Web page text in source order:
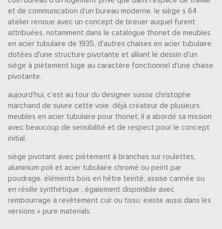
et de communication d’un bureau moderne. le siège s 64
atelier renoue avec un concept de breuer auquel furent
attribuées, notamment dans le catalogue thonet de meubles
en acier tubulaire de 1935, d'autres chaises en acier tubulaire
dotées d'une structure pivotante et alliant le dessin d'un
siège à piètement luge au caractère fonctionnel d'une chaise
pivotante.
aujourd'hui, c’est au tour du designer suisse christophe
marchand de suivre cette voie. déjà créateur de plusieurs
meubles en acier tubulaire pour thonet, il a abordé sa mission
avec beaucoup de sensibilité et de respect pour le concept
initial.
siège pivotant avec piètement à branches sur roulettes,
aluminium poli et acier tubulaire chromé ou peint par
poudrage. éléments bois en hêtre teinté, assise cannée ou
en résille synthétique ; également disponible avec
rembourrage à revêtement cuir ou tissu. existe aussi dans les
versions « pure materials.